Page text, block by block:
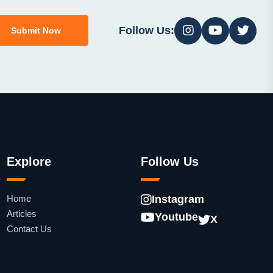
Submit Now Follow Us:
Explore
Home
Articles
Contact Us
Follow Us
Instagram
Youtube
X